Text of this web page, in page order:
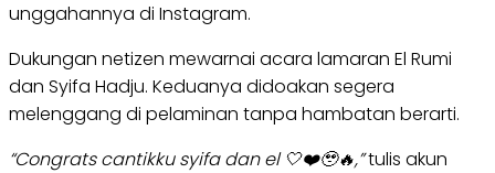
unggahannya di Instagram.
Dukungan netizen mewarnai acara lamaran El Rumi
dan Syifa Hadju. Keduanya didoakan segera
melenggang di pelaminan tanpa hambatan berarti.
“Congrats cantikku syifa dan el 🤍❤️🥹🔥,”tulis akun